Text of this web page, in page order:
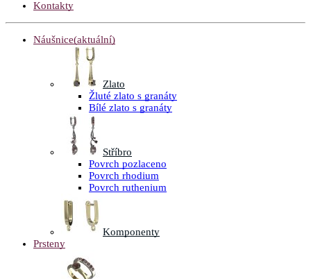
Kontakty
Náušnice(aktuální)
Zlato
Žluté zlato s granáty
Bílé zlato s granáty
Stříbro
Povrch pozlaceno
Povrch rhodium
Povrch ruthenium
Komponenty
Prsteny